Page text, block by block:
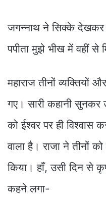
जगन्नाथ ने सिक्के देखकर
पपीता मुझे भीख में वहीं से
महाराज तीनों व्यक्तियों
गए। सारी कहानी सुनकर
को ईश्वर पर ही विश्वास
वाला है। राजा ने तीनों
किया। हाँ, उसी दिन से
कहने लगा-